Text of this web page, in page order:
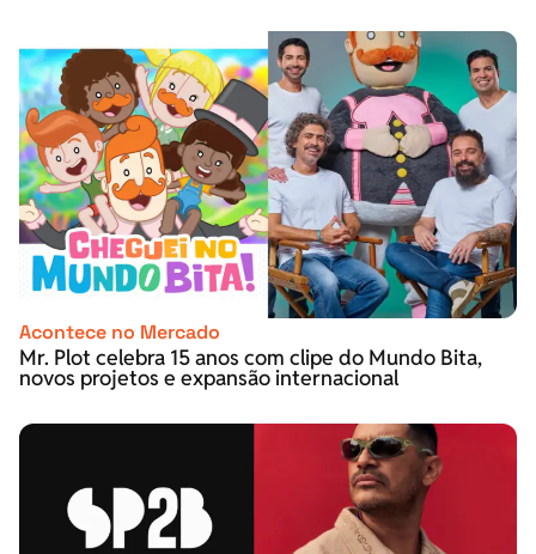
Acontece no Mercado
Mr. Plot celebra 15 anos com clipe do Mundo Bita,
novos projetos e expansão internacional